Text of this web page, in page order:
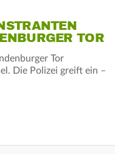
TOR
Tor
Die Polizei greift ein –